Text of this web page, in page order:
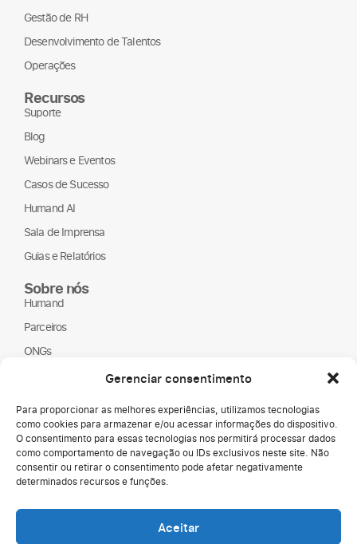
Gerenciar consentimento
Para proporcionar as melhores experiências, utilizamos tecnologias
como cookies para armazenar e/ou acessar informações do dispositivo.
O consentimento para essas tecnologias nos permitirá processar dados
como comportamento de navegação ou IDs exclusivos neste site. Não
consentir ou retirar o consentimento pode afetar negativamente
determinados recursos e funções.
Aceitar
Gestão de RH
Desenvolvimento de Talentos
Operações
Recursos
Suporte
Blog
Webinars e Eventos
Casos de Sucesso
Humand AI
Sala de Imprensa
Guias e Relatórios
Sobre nós
Humand
Parceiros
ONGs
Termos de uso